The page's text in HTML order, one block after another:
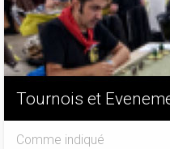
Tournois et
Comme indiqué